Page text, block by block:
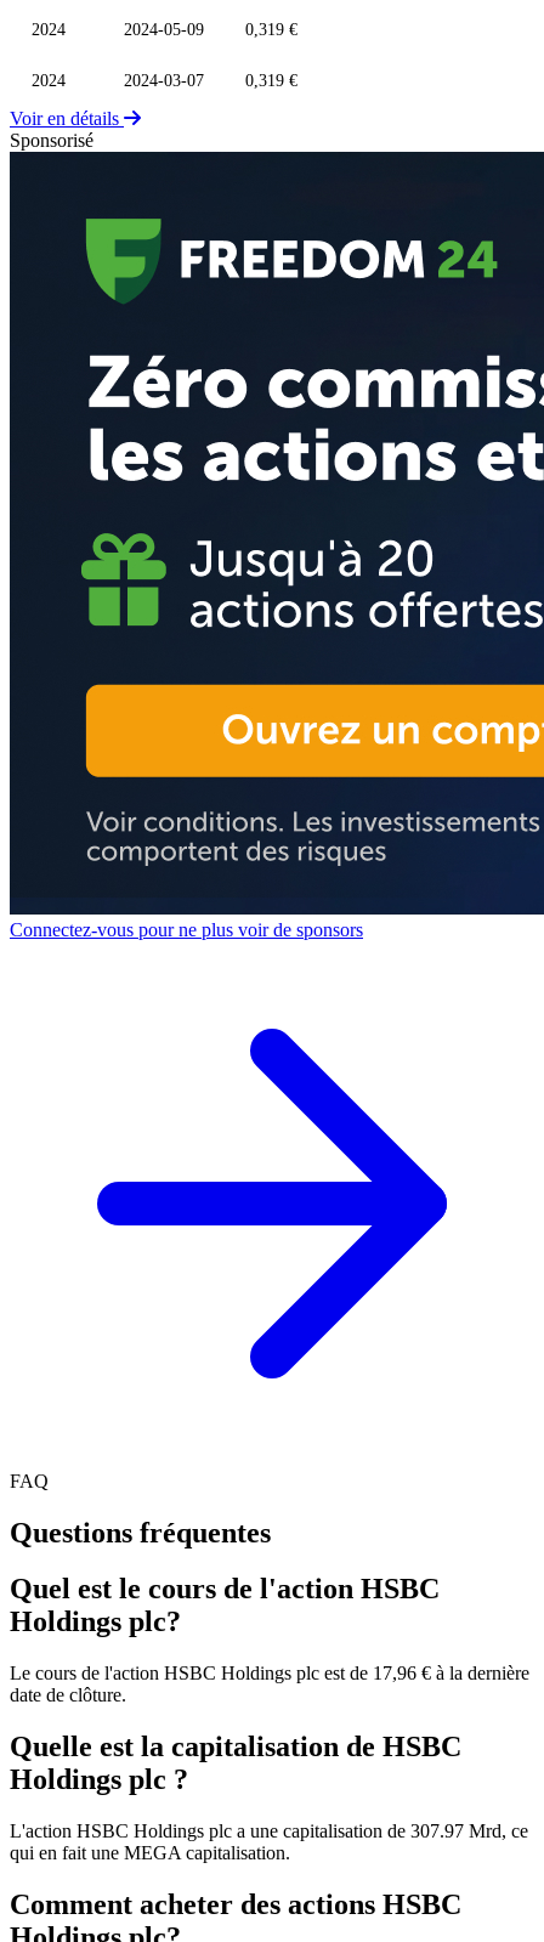
2024 2024-05-09 0,319 €
2024 2024-03-07 0,319 €
Voir en détails
Sponsorisé
Connectez-vous pour ne plus voir de sponsors
FAQ
Questions fréquentes
Quel est le cours de l'action HSBC
Holdings plc?
Le cours de l'action HSBC Holdings plc est de 17,96 € à la dernière
date de clôture.
Quelle est la capitalisation de HSBC
Holdings plc ?
L'action HSBC Holdings plc a une capitalisation de 307.97 Mrd, ce
qui en fait une MEGA capitalisation.
Comment acheter des actions HSBC